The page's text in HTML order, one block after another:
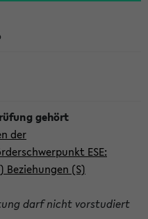
der
ESE:
Beziehungen (S)
darf nicht vorstudiert